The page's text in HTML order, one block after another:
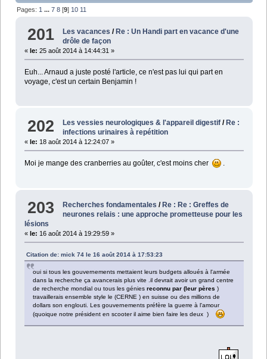
Pages:1 ...7 8 [9]10 11
201 Les vacances /Re : Un Handi part en vacance d'une
drôle de façon
« le: 25 août 2014 à 14:44:31 »
Euh... Arnaud a juste posté l'article, ce n'est pas lui qui part en
voyage, c'est un certain Benjamin !
202 Les vessies neurologiques & l'appareil digestif / Re :
infections urinaires à repétition
« le: 18 août 2014 à 12:24:07 »
Moi je mange des cranberries au goûter, c'est moins cher .
203 Recherches fondamentales /Re : Re : Greffes de
neurones relais : une approche prometteuse pour les
lésions
« le: 16 août 2014 à 19:29:59 »
Citation de: mick 74 le 16 août 2014 à 17:53:23
oui si tous les gouvernements mettaient leurs budgets alloués à l'armée
dans la recherche ça avancerais plus vite .il devrait avoir un grand centre
de recherche mondial ou tous les géniesreconnu par (leur pères )
travaillerais ensemble style le (CERNE ) en suisse ou des millions de
dollars son englouti. Les gouvernements préfère la guerre à l'amour
(quoique notre président en scooter il aime bien faire les deux )